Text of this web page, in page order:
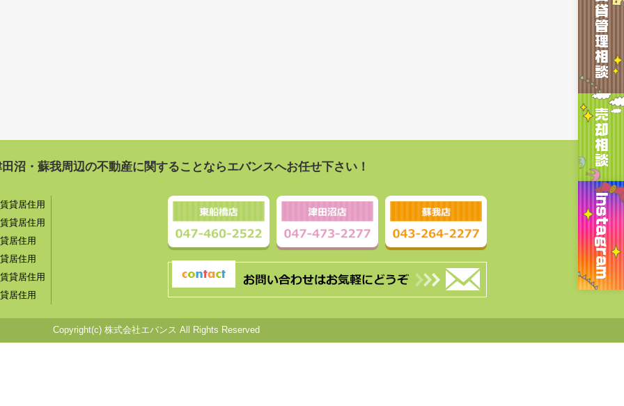
沼・蘇我周辺の不動産に関することならエバンスへお任せ下さい！
貸居住用
貸居住用
居住用
居住用
貸居住用
居住用
Copyright(c) 株式会社エバンス All Rights Reserved